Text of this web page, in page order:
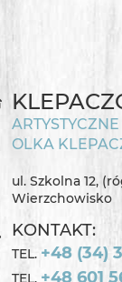
OLKA
ul. Szkolna 12,
Wierzchowisko
KONTAKT:
TEL. +48 (34)
TEL. +48 601